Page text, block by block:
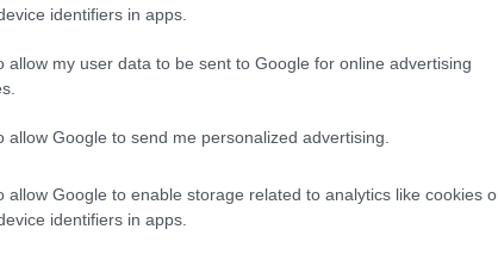
identifiers in apps.
allow my user data to be sent to Google for online advertising
allow Google to send me personalized advertising.
allow Google to enable storage related to analytics like cookies
identifiers in apps.